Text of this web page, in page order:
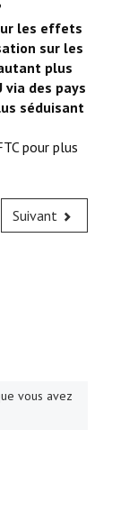
les effets
sur les
plus
via des pays
séduisant
pour plus
Suivant
vous avez